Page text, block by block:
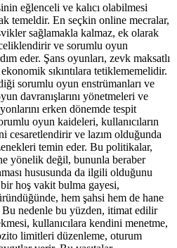
eğlenceli ve kalıcı olabilmesi
temeldir. En seçkin online mecralar,
sağlamakla kalmaz, ek olarak
ve sorumlu oyun
eder. Şans oyunları, zevk maksatlı
sıkıntılara tetiklememelidir.
sorumlu oyun enstrümanları ve
davranışlarını yönetmeleri ve
erken dönemde tespit
oyun kaideleri, kullanıcıların
cesaretlendirir ve lazım olduğunda
temin eder. Bu politikalar,
yönelik değil, bununla beraber
hususunda da ilgili olduğunu
hoş vakit bulma gayesi,
hem şahsi hem de hane
nedenle bu yüzden, itimat edilir
kullanıcılara kendini menetme,
limitleri düzenleme, oturum